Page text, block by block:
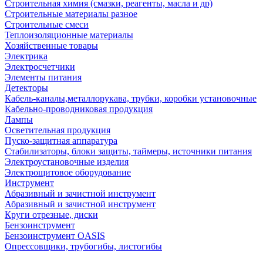
Строительная химия (смазки, реагенты, масла и др)
Строительные материалы разное
Строительные смеси
Теплоизоляционные материалы
Хозяйственные товары
Электрика
Электросчетчики
Элементы питания
Детекторы
Кабель-каналы,металлорукава, трубки, коробки установочные
Кабельно-проводниковая продукция
Лампы
Осветительная продукция
Пуско-защитная аппаратура
Стабилизаторы, блоки защиты, таймеры, источники питания
Электроустановочные изделия
Электрощитовое оборудование
Инструмент
Абразивный и зачистной инструмент
Абразивный и зачистной инструмент
Круги отрезные, диски
Бензоинструмент
Бензоинструмент OASIS
Опрессовщики, трубогибы, листогибы